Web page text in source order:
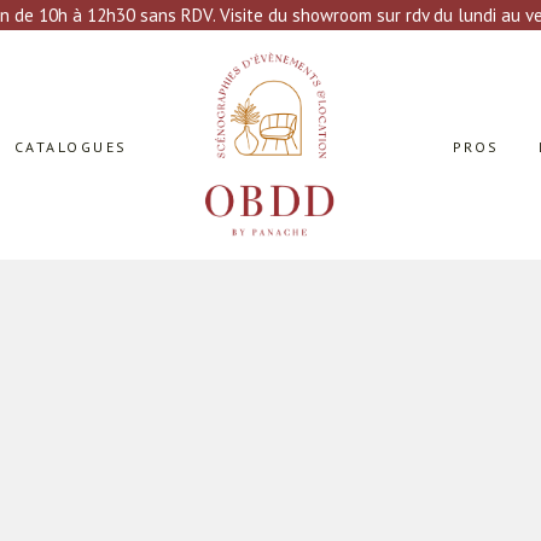
10h à 12h30 sans RDV. Visite du showroom sur rdv du lundi au
CATALOGUES PROS